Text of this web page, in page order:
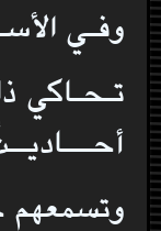
وفـي
تـحـاكي
وتسمعهم